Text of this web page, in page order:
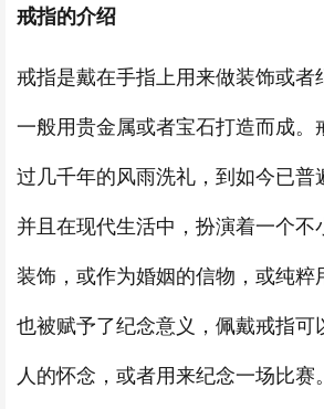
戒指的介绍
戒指是戴在手指上用来做装饰或者
一般用贵金属或者宝石打造而成。
过几千年的风雨洗礼，到如今已普
并且在现代生活中，扮演着一个不
装饰，或作为婚姻的信物，或纯粹
也被赋予了纪念意义，佩戴戒指可
人的怀念，或者用来纪念一场比赛。